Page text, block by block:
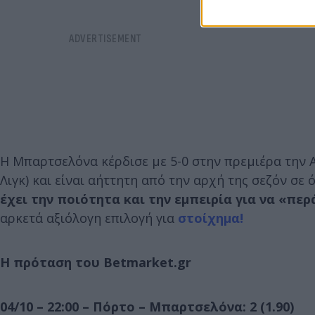
Η Μπαρτσελόνα κέρδισε με 5-0 στην πρεμιέρα την
Λιγκ) και είναι αήττητη από την αρχή της σεζόν σε
έχει την ποιότητα και την εμπειρία για να
αρκετά αξιόλογη επιλογή για στοίχημα!
Η πρόταση του Betmarket.gr
04/10 – 22:00 – Πόρτο – Μπαρτσελόνα: 2 (1.90)